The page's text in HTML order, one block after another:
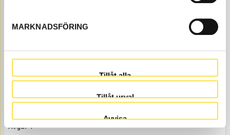
MARKNADSFÖRING
Tillåt alla
Tillåt urval
Avvisa
O-RING
Åtgår1